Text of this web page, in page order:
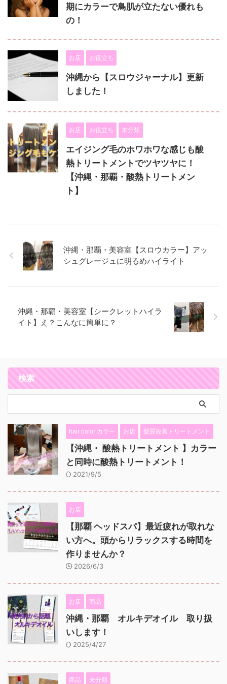
期にカラーで鳥肌が立たない優れも
の！
お店 お役立ち
沖縄から【スロウジャーナル】更新
しました！
お店 お役立ち 未分類
エイジング毛のホワホワな感じも酸
熱トリートメントでツヤツヤに！
【沖縄・那覇・酸熱トリートメン
ト】
沖縄・那覇・美容室【スロウカラー】アッ
シュグレージュに明るめハイライト
沖縄・那覇・美容室【シークレットハイラ
イト】え？こんなに簡単に？
検索
hair color カラー お店 髪質改善トリートメント
【沖縄・ 酸熱トリートメント 】カラー
と同時に酸熱トリートメント！
2021/9/5
お店
【那覇 ヘッドスパ】最近疲れが取れな
い方へ。頭からリラックスする時間を
作りませんか？
2026/6/3
お店 商品
沖縄・那覇 オルキデオイル 取り扱
いします！
2025/4/27
商品 未分類